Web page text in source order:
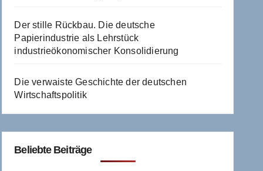
Der stille Rückbau. Die deutsche
Papierindustrie als Lehrstück
industrieökonomischer Konsolidierung
Die verwaiste Geschichte der deutschen
Wirtschaftspolitik
Beliebte Beiträge